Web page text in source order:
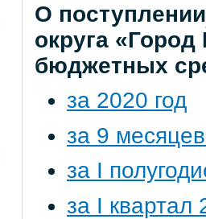
О
округа
бюджетных
за 2020 год
за 9
за I
за I квартал